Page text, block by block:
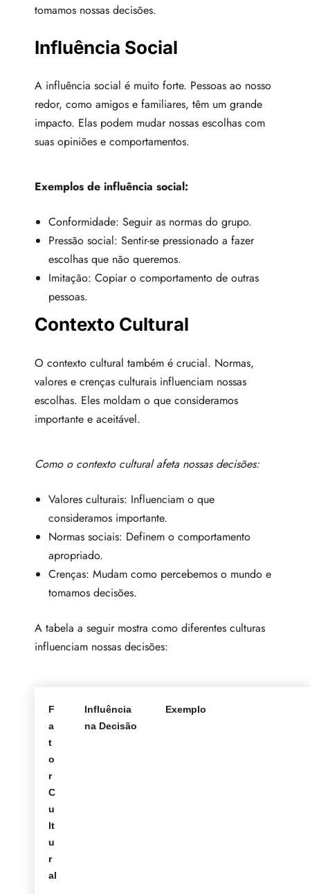
tomamos nossas decisões.
Influência Social
A influência social é muito forte. Pessoas ao nosso
redor, como amigos e familiares, têm um grande
impacto. Elas podem mudar nossas escolhas com
suas opiniões e comportamentos.
Exemplos de influência social:
Conformidade: Seguir as normas do grupo.
Pressão social: Sentir-se pressionado a fazer
escolhas que não queremos.
Imitação: Copiar o comportamento de outras
pessoas.
Contexto Cultural
O contexto cultural também é crucial. Normas,
valores e crenças culturais influenciam nossas
escolhas. Eles moldam o que consideramos
importante e aceitável.
Como o contexto cultural afeta nossas decisões:
Valores culturais: Influenciam o que
consideramos importante.
Normas sociais: Definem o comportamento
apropriado.
Crenças: Mudam como percebemos o mundo e
tomamos decisões.
A tabela a seguir mostra como diferentes culturas
influenciam nossas decisões:
F
a
t
o
r
C
u
lt
u
r
al
Influência
na Decisão
Exemplo